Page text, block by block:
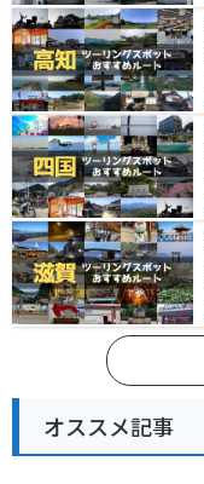
オススメ記事